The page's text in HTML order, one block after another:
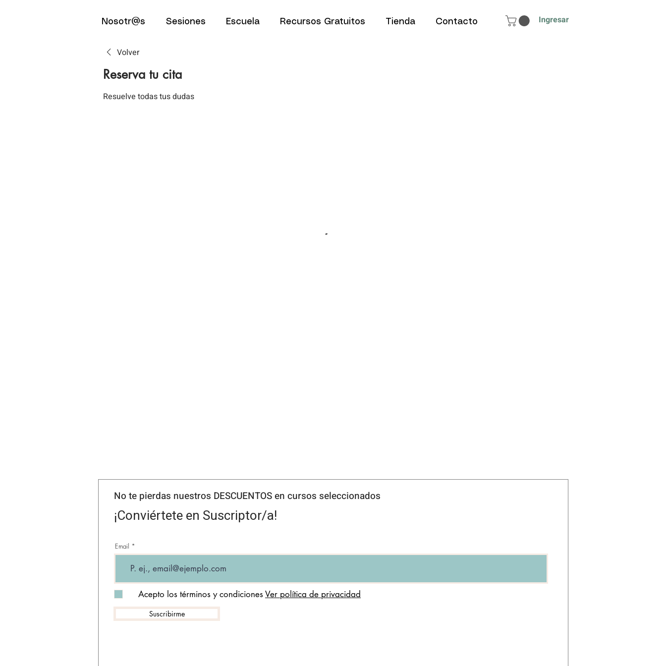
Nosotr@s Sesiones Escuela Recursos Gratuitos Tienda Contacto Ingresar
Volver
Reserva tu cita
Resuelve todas tus dudas
No te pierdas nuestros DESCUENTOS en cursos seleccionados
¡Conviértete en Suscriptor/a!
Email
Acepto los términos y condicionesVer política de privacidad
Suscribirme